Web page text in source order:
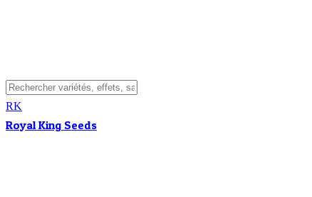
RK
Royal King Seeds